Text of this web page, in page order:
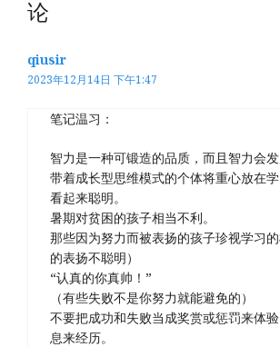
论
qiusir
2023年12月14日 下午1:47
笔记温习：
智力是一种可锻造的品质，而且智力会
带着成长型思维模式的个体将重心放在
看起来聪明。
暑期对贫困的孩子相当不利。
那些因为努力而被表扬的孩子珍视学习
的表扬不聪明）
“认真的你真帅！”
（有些失败不是你努力就能避免的）
不要把成功和失败当成奖赏或惩罚来体
息来经历。